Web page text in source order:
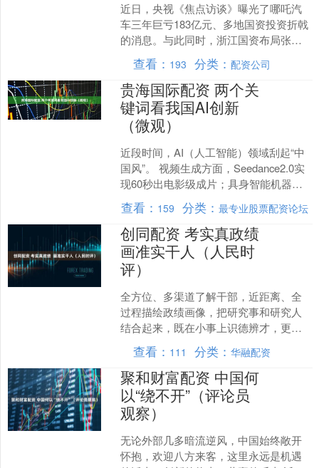
近日，央视《焦点访谈》曝光了哪吒汽
车三年巨亏183亿元、多地国资投资折戟
的消息。与此同时，浙江国资布局张雪
机车则被舆论视为国资精准投资的成功
案例。 实际上，对张....
查看： 193 分类：配资公司
贵海国际配资 两个关
键词看我国AI创新
（微观）
近段时间，AI（人工智能）领域刮起“中
国风”。 视频生成方面，Seedance2.0实
现60秒出电影级成片；具身智能机器
人，已能表演“盘核桃”“串烤肠”等复合
动....
查看： 159 分类： 最专业股票配资论坛
创同配资 考实真政绩
画准实干人（人民时
评）
全方位、多渠道了解干部，近距离、全
过程描绘政绩画像，把研究事和研究人
结合起来，既在小事上识德辨才，更在
大事上看德识才 干部干得好不好，如何
更科学地评价？ 到基层....
查看： 111 分类：华融配资
聚和财富配资 中国何
以“绕不开”（评论员
观察）
无论外部几多暗流逆风，中国始终敞开
怀抱，欢迎八方来客，这里永远是机遇